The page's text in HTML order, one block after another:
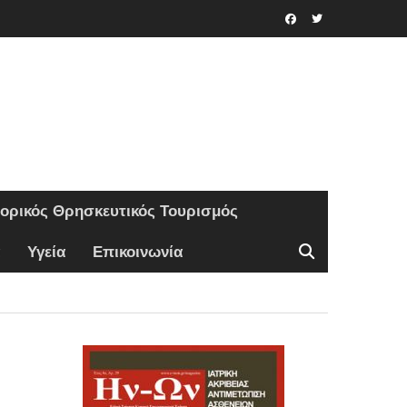
Θρησκευτικός Τουρισμός
Υγεία Επικοινωνία